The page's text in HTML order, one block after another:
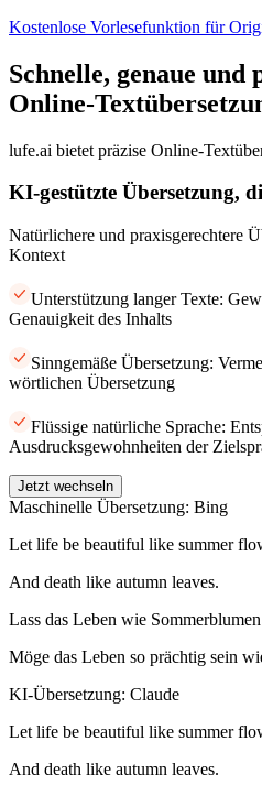
Kostenlose Vorlesefunktion für
Schnelle, genaue und
Online-
lufe.ai bietet präzise Online-
KI-gestützte Übersetzung,
Natürlichere und praxisgerechtere
Kontext
Unterstützung langer Texte:
Genauigkeit des Inhalts
Sinngemäße Übersetzung:
wörtlichen Übersetzung
Flüssige natürliche Sprache:
Ausdrucksgewohnheiten der
Jetzt wechseln
Maschinelle Übersetzung: Bing
Let life be beautiful like summer
And death like autumn leaves.
Lass das Leben wie
Möge das Leben so prächtig sein
KI-Übersetzung: Claude
Let life be beautiful like summer
And death like autumn leaves.